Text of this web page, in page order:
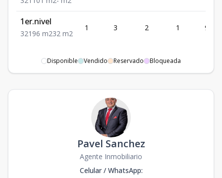
1er.nivel
321 96 m232 m2
1 3 2 1 96
Disponible Vendido Reservado Bloqueada
Pavel Sanchez
Agente Inmobiliario
Celular / WhatsApp: